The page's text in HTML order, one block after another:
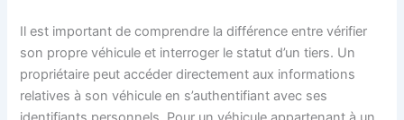
Il est important de comprendre la différence entre vérifier
son propre véhicule et interroger le statut d’un tiers. Un
propriétaire peut accéder directement aux informations
relatives à son véhicule en s’authentifiant avec ses